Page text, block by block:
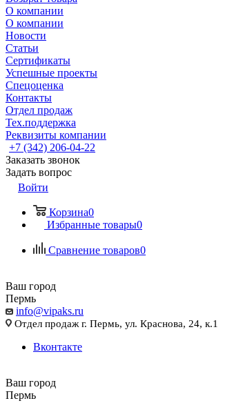
О компании
О компании
Новости
Статьи
Сертификаты
Успешные проекты
Спецоценка
Контакты
Отдел продаж
Тех.поддержка
Реквизиты компании
+7 (342) 206-04-22
Заказать звонок
Задать вопрос
Войти
Корзина0
Избранные товары0
Сравнение товаров0
Ваш город
Пермь
info@vipaks.ru
Отдел продаж г. Пермь, ул. Краснова, 24, к.1
Вконтакте
Ваш город
Пермь